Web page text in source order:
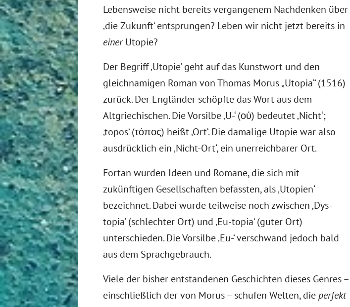
Lebensweise nicht bereits vergangenem Nachdenken über
‚die Zukunft‘ entsprungen? Leben wir nicht jetzt bereits in
einerUtopie?
Der Begriff ‚Utopie‘ geht auf das Kunstwort und den
gleichnamigen Roman von Thomas Morus „Utopia“ (1516)
zurück. Der Engländer schöpfte das Wort aus dem
Altgriechischen. Die Vorsilbe ‚U-‘ (οὐ) bedeutet ‚Nicht‘;
‚topos‘ (τόπος) heißt ‚Ort‘. Die damalige Utopie war also
ausdrücklich ein ‚Nicht-Ort‘, ein unerreichbarer Ort.
Fortan wurden Ideen und Romane, die sich mit
zukünftigen Gesellschaften befassten, als ‚Utopien‘
bezeichnet. Dabei wurde teilweise noch zwischen ‚Dys-
topia‘ (schlechter Ort) und ‚Eu-topia‘ (guter Ort)
unterschieden. Die Vorsilbe ‚Eu-‘ verschwand jedoch bald
aus dem Sprachgebrauch.
Viele der bisher entstandenen Geschichten dieses Genres –
einschließlich der von Morus – schufen Welten, dieperfekt